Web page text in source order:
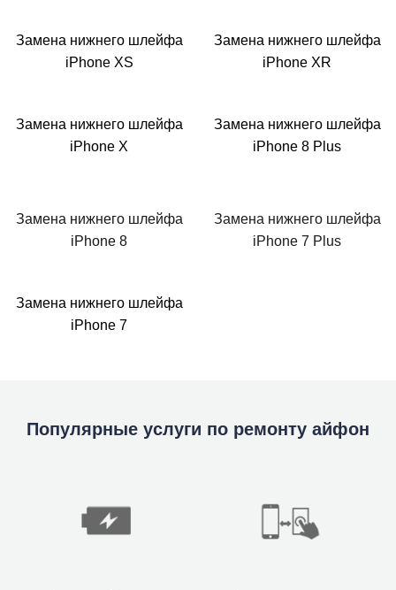
Замена нижнего шлейфа
iPhone XS
Замена нижнего шлейфа
iPhone XR
Замена нижнего шлейфа
iPhone X
Замена нижнего шлейфа
iPhone 8 Plus
Замена нижнего шлейфа
iPhone 8
Замена нижнего шлейфа
iPhone 7 Plus
Замена нижнего шлейфа
iPhone 7
Популярные услуги по ремонту айфон